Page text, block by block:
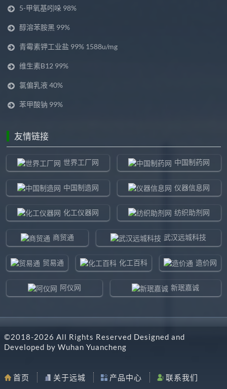
5-甲氧基吲哚 98%
醇溶苯胺黑 99%
青霉素钾工业盐 99% 1588u/mg
维生素B12 99%
氯偏乳液 40%
苯甲酸钠 99%
友情链接
世界工厂网 中国制药网
中国制造网 仪器信息网
化工仪器网 纺织助剂网
商贸通 武汉远城科技
贸易通 化工百科 造价网
阿仪网 新珉嘉诚
东北制造网 药智通
©2018-2026 All Rights Reserved Designed and
Developed by Wuhan Yuancheng
首页 关于远城 产品中心 联系我们